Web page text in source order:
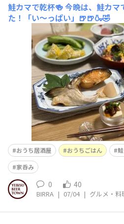
鮭カマで乾杯🍻今晩は、鮭カマ
た！「い〜っぱい」🍺🍺🍶🤣
おうち居酒屋 おうちごはん
家呑み
0 40
BIRRA | 07/04 | グルメ・料